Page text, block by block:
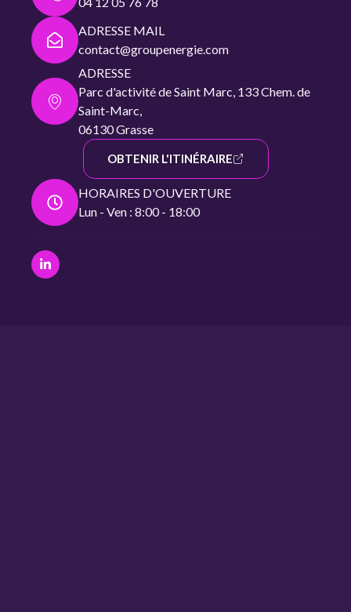
ADRESSE MAIL
contact@groupenergie.com
ADRESSE
Parc d'activité de Saint Marc, 133 Chem. de
Saint-Marc,
06130 Grasse
OBTENIR L'ITINÉRAIRE
HORAIRES D'OUVERTURE
Lun - Ven : 8:00 - 18:00